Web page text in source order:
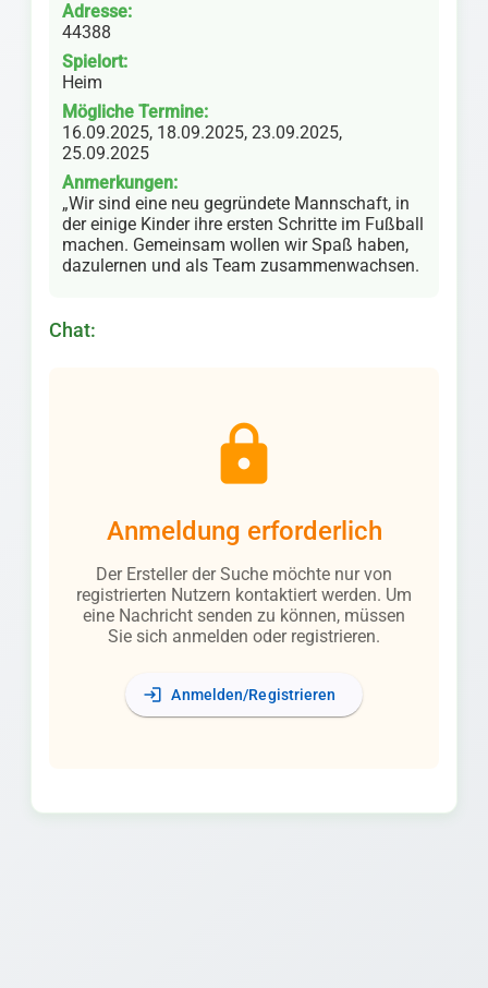
Adresse:
44388
Spielort:
Heim
Mögliche Termine:
16.09.2025, 18.09.2025, 23.09.2025,
25.09.2025
Anmerkungen:
„Wir sind eine neu gegründete Mannschaft, in
der einige Kinder ihre ersten Schritte im Fußball
machen. Gemeinsam wollen wir Spaß haben,
dazulernen und als Team zusammenwachsen.
Chat:
lock
Anmeldung erforderlich
Der Ersteller der Suche möchte nur von
registrierten Nutzern kontaktiert werden. Um
eine Nachricht senden zu können, müssen
Sie sich anmelden oder registrieren.
login Anmelden/Registrieren